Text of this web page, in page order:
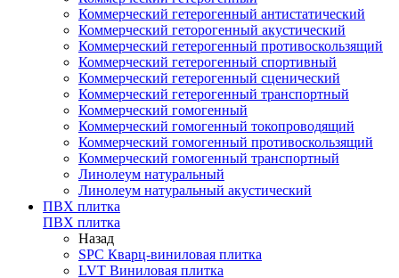
Коммерческий гетерогенный антистатический
Коммерческий геторогенный акустический
Коммерческий гетерогенный противоскользящий
Коммерческий гетерогенный спортивный
Коммерческий гетерогенный сценический
Коммерческий гетерогенный транспортный
Коммерческий гомогенный
Коммерческий гомогенный токопроводящий
Коммерческий гомогенный противоскользящий
Коммерческий гомогенный транспортный
Линолеум натуральный
Линолеум натуральный акустический
ПВХ плитка
ПВХ плитка
Назад
SPC Кварц-виниловая плитка
LVT Виниловая плитка